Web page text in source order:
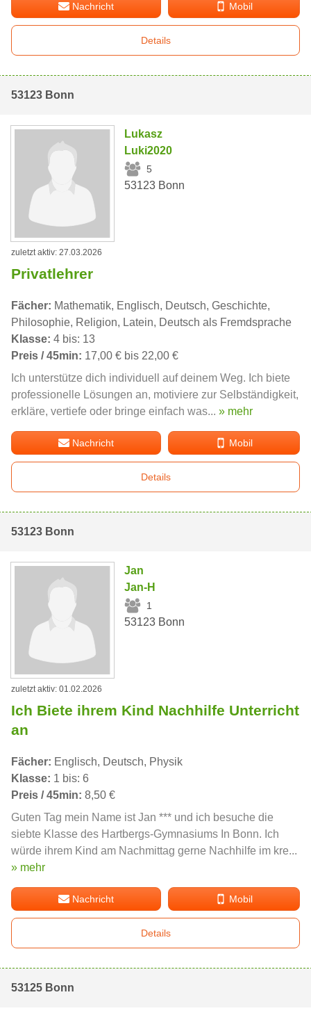
Nachricht Mobil
Details
53123 Bonn
Lukasz
Luki2020
5
53123 Bonn
zuletzt aktiv: 27.03.2026
Privatlehrer
Fächer: Mathematik, Englisch, Deutsch, Geschichte,
Philosophie, Religion, Latein, Deutsch als Fremdsprache
Klasse: 4 bis: 13
Preis / 45min: 17,00 € bis 22,00 €
Ich unterstütze dich individuell auf deinem Weg. Ich biete
professionelle Lösungen an, motiviere zur Selbständigkeit,
erkläre, vertiefe oder bringe einfach was... » mehr
Nachricht Mobil
Details
53123 Bonn
Jan
Jan-H
1
53123 Bonn
zuletzt aktiv: 01.02.2026
Ich Biete ihrem Kind Nachhilfe Unterricht
an
Fächer: Englisch, Deutsch, Physik
Klasse: 1 bis: 6
Preis / 45min: 8,50 €
Guten Tag mein Name ist Jan *** und ich besuche die
siebte Klasse des Hartbergs-Gymnasiums In Bonn. Ich
würde ihrem Kind am Nachmittag gerne Nachhilfe im kre...
» mehr
Nachricht Mobil
Details
53125 Bonn